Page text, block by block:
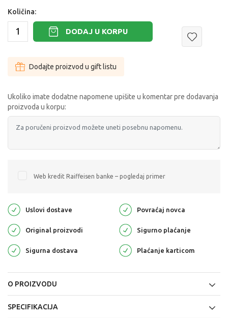
Količina:
DODAJ U KORPU
Dodajte proizvod u gift listu
Ukoliko imate dodatne napomene upišite u komentar pre dodavanja
proizvoda u korpu:
Web kredit Raiffeisen banke – pogledaj primer
Uslovi dostave Povraćaj novca
Original proizvodi Sigurno plaćanje
Sigurna dostava Plaćanje karticom
O PROIZVODU
SPECIFIKACIJA